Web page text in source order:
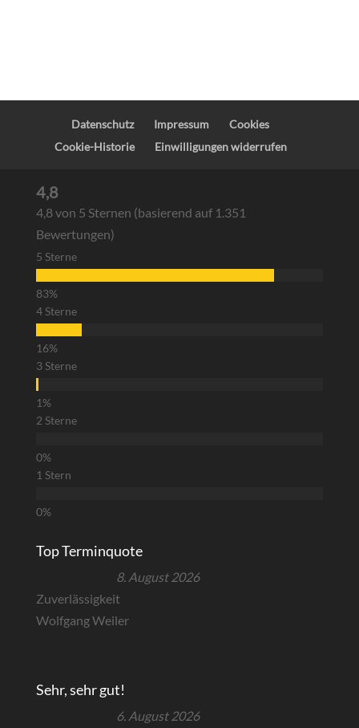
Datenschutz Impressum
Cookies
Cookie-Historie
Einwilligungen widerrufen
4,8
4,8 von 5 Sternen (basierend auf 1.351
Bewertungen)
5 Sterne
4 Sterne
3 Sterne
2 Sterne
1 Stern
Top Terminquote
8. August 2026
Zuverlässigkeit
Wolfgang Weiler
Sehr, sehr gut!
6. August 2026